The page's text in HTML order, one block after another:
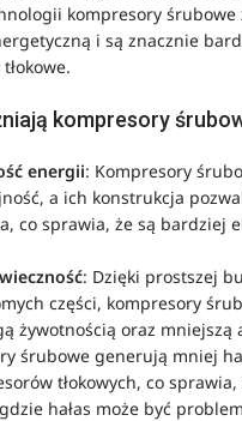
kompresory śrubowe
i są znacznie
kompresory
energii: Kompresory
a ich konstrukcja
co sprawia, że są bardziej
: Dzięki prostszej
części, kompresory
żywotnością oraz mniejszą
śrubowe generują mniej
tłokowych, co
hałas może być